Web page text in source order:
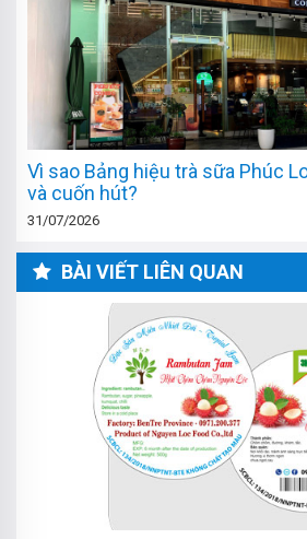
Vì sao Bảng hiệu trà sữa Phúc
và cuốn hút?
31/07/2026
BÀI VIẾT LIÊN QUAN